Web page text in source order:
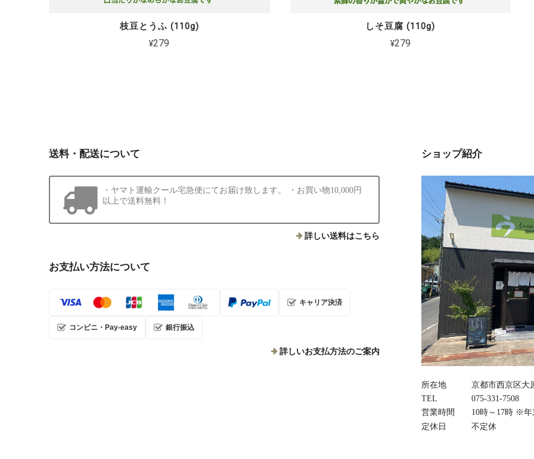
枝豆とうふ (110g)
¥279
しそ豆腐 (110g)
¥279
送料・配送について
・ヤマト運輸クール宅急便にてお届け致します。 ・お買い物10,000円
以上で送料無料！
詳しい送料はこちら
お支払い方法について
キャリア決済
コンビニ・Pay-easy 銀行振込
詳しいお支払方法のご案内
ショップ紹介
所在地
京都市西京区大
TEL
075‐331‐7508
営業時間
10時～17時 ※年
定休日
不定休